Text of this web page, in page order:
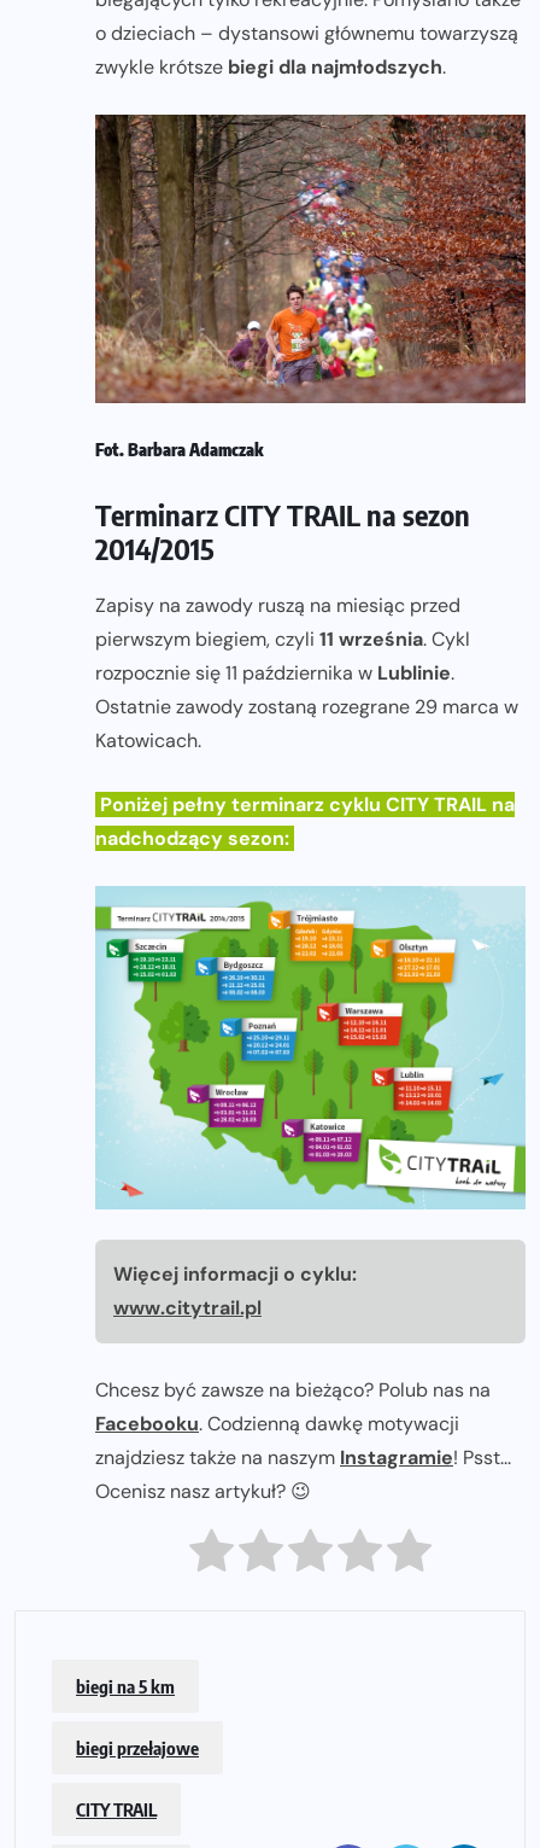
o dzieciach – dystansowi głównemu towarzyszą
zwykle krótsze biegi dla najmłodszych.
Fot. Barbara Adamczak
Terminarz CITY TRAIL na sezon
2014/2015
Zapisy na zawody ruszą na miesiąc przed
pierwszym biegiem, czyli 11 września. Cykl
rozpocznie się 11 października w Lublinie.
Ostatnie zawody zostaną rozegrane 29 marca w
Katowicach.
Poniżej pełny terminarz cyklu CITY TRAIL na
nadchodzący sezon:
Więcej informacji o cyklu:
www.citytrail.pl
Chcesz być zawsze na bieżąco? Polub nas na
Facebooku. Codzienną dawkę motywacji
znajdziesz także na naszym Instagramie! Psst...
Ocenisz nasz artykuł? 😉
biegi na 5 km
biegi przełajowe
CITY TRAIL